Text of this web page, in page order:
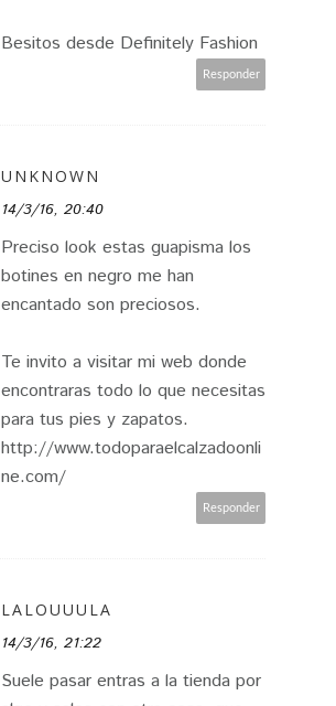
Besitos desde Definitely Fashion
Responder
UNKNOWN
14/3/16, 20:40
Preciso look estas guapisma los
botines en negro me han
encantado son preciosos.
Te invito a visitar mi web donde
encontraras todo lo que necesitas
para tus pies y zapatos.
http://www.todoparaelcalzadoonli
ne.com/
Responder
LALOUUULA
14/3/16, 21:22
Suele pasar entras a la tienda por